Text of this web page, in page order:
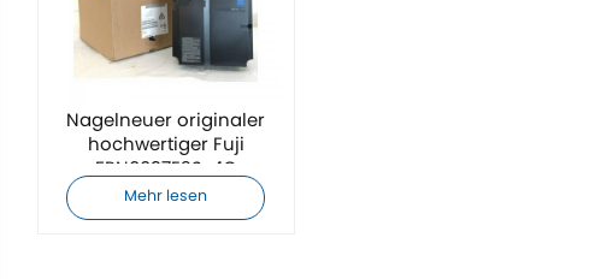
Nagelneuer originaler
hochwertiger Fuji
FRN0037E2S-4C
FRN0044E2S-4C
Wechselrichter
Mehr lesen